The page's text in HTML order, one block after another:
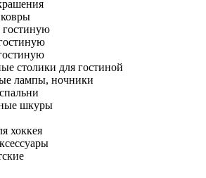
столики для гостиной
лампы, ночники
шкуры
хоккея